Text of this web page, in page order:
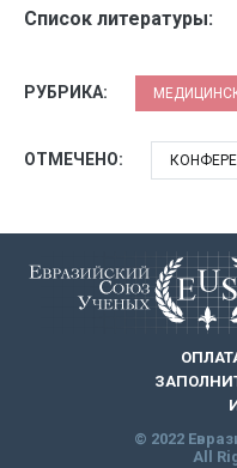
Список литературы:
РУБРИКА:
ОТМЕЧЕНО:
© 2022
All